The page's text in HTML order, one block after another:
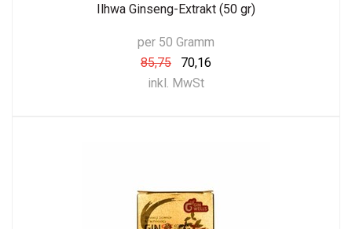
Ilhwa Ginseng-Extrakt (50 gr)
per 50 Gramm
85,75
70,16
inkl. MwSt